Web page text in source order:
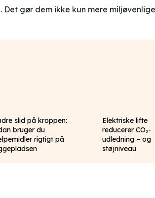
gør dem ikke kun mere
slid på kroppen:
bruger du
rigtigt på
Elektriske lifte
reducerer CO₂-
udledning – og
støjniveau